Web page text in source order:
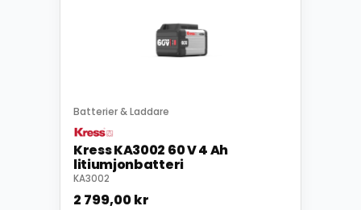
Batterier & Laddare
Kress KA3002 60 V 4 Ah
litiumjonbatteri
KA3002
2 799,00kr